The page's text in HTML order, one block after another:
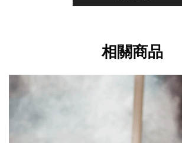
相關商品